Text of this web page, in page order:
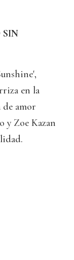
SIN
en la
de amor
y Zoe Kazan